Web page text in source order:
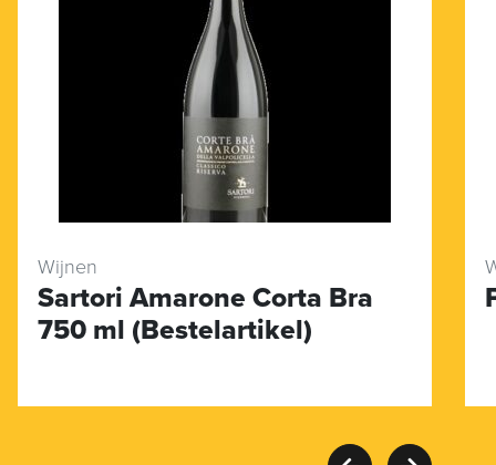
Wijnen
Sartori Amarone Corta Bra
750 ml (Bestelartikel)